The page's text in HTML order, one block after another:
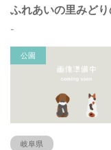
-
公園
岐阜県